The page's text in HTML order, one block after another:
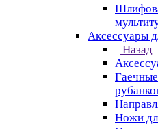
Аксессуары
Назад
Ножи